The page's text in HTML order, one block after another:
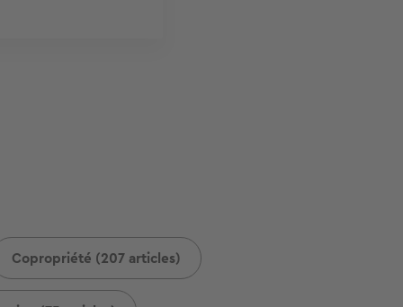
Copropriété (207 articles)